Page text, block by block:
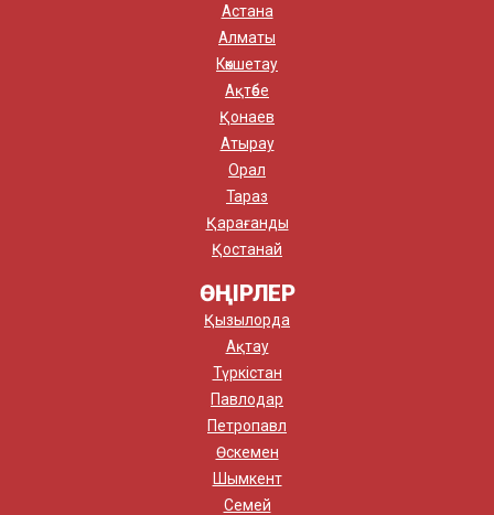
Астана
Алматы
Көкшетау
Ақтөбе
Қонаев
Атырау
Орал
Тараз
Қарағанды
Қостанай
ӨҢІРЛЕР
Қызылорда
Ақтау
Түркістан
Павлодар
Петропавл
Өскемен
Шымкент
Семей